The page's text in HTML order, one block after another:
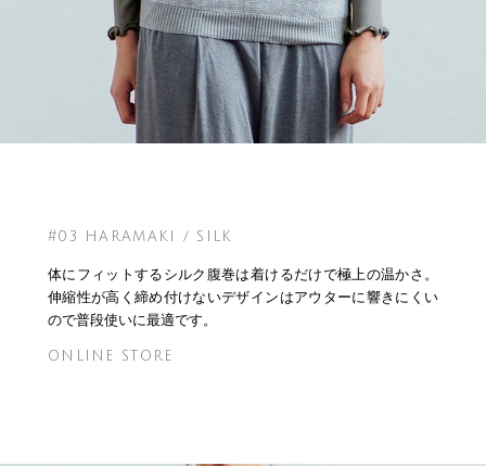
#03 HARAMAKI / SILK
体にフィットするシルク腹巻は着けるだけで極上の温かさ。
伸縮性が高く締め付けないデザインはアウターに響きにくい
ので普段使いに最適です。
ONLINE STORE